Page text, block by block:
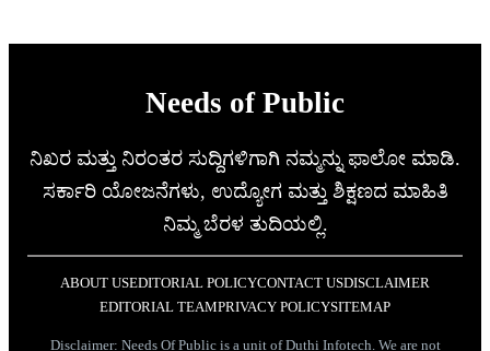
Needs of Public
ನಿಖರ ಮತ್ತು ನಿರಂತರ ಸುದ್ದಿಗಳಿಗಾಗಿ ನಮ್ಮನ್ನು ಫಾಲೋ ಮಾಡಿ.
ಸರ್ಕಾರಿ ಯೋಜನೆಗಳು, ಉದ್ಯೋಗ ಮತ್ತು ಶಿಕ್ಷಣದ ಮಾಹಿತಿ
ನಿಮ್ಮ ಬೆರಳ ತುದಿಯಲ್ಲಿ.
ABOUT USEDITORIAL POLICYCONTACT USDISCLAIMER
EDITORIAL TEAMPRIVACY POLICYSITEMAP
Disclaimer: Needs Of Public is a unit of Duthi Infotech. We are not